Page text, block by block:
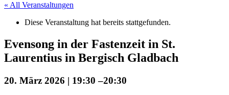
« All Veranstaltungen
Diese Veranstaltung hat bereits stattgefunden.
Evensong in der Fastenzeit in St.
Laurentius in Bergisch Gladbach
20. März 2026 | 19:30 –20:30